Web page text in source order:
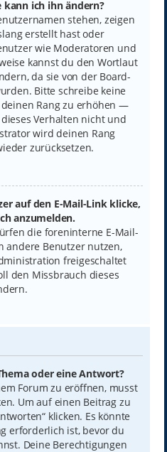
kann ich ihn ändern?
stehen, zeigen
erstellt hast oder
wie Moderatoren und
kannst du den Wortlaut
da sie von der Board-
Bitte schreibe keine
Rang zu erhöhen —
Verhalten nicht und
wird deinen Rang
zurücksetzen.
auf den E-Mail-Link klicke,
anzumelden.
die foreninterne E-Mail-
andere Benutzer nutzen,
freigeschaltet
den Missbrauch dieses
oder eine Antwort?
Forum zu eröffnen, musst
Um auf einen Beitrag zu
klicken. Es könnte
erforderlich ist, bevor du
Deine Berechtigungen